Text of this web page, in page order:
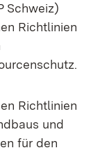
Schweiz)
Richtlinien
Richtlinien
und
für den